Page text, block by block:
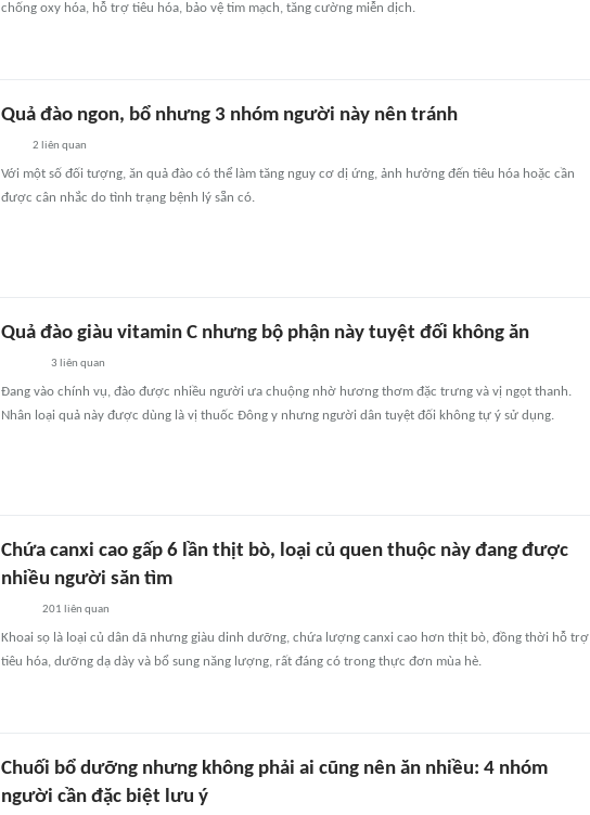
chống oxy hóa, hỗ trợ tiêu hóa, bảo vệ tim mạch, tăng cường miễn dịch.
Quả đào ngon, bổ nhưng 3 nhóm người này nên tránh
2 liên quan
Với một số đối tượng, ăn quả đào có thể làm tăng nguy cơ dị ứng, ảnh hưởng đến tiêu hóa hoặc cần
được cân nhắc do tình trạng bệnh lý sẵn có.
Quả đào giàu vitamin C nhưng bộ phận này tuyệt đối không ăn
3 liên quan
Đang vào chính vụ, đào được nhiều người ưa chuộng nhờ hương thơm đặc trưng và vị ngọt thanh.
Nhân loại quả này được dùng là vị thuốc Đông y nhưng người dân tuyệt đối không tự ý sử dụng.
Chứa canxi cao gấp 6 lần thịt bò, loại củ quen thuộc này đang được
nhiều người săn tìm
201 liên quan
Khoai sọ là loại củ dân dã nhưng giàu dinh dưỡng, chứa lượng canxi cao hơn thịt bò, đồng thời hỗ trợ
tiêu hóa, dưỡng dạ dày và bổ sung năng lượng, rất đáng có trong thực đơn mùa hè.
Chuối bổ dưỡng nhưng không phải ai cũng nên ăn nhiều: 4 nhóm
người cần đặc biệt lưu ý